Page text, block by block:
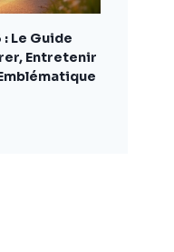
Le Guide
Entretenir